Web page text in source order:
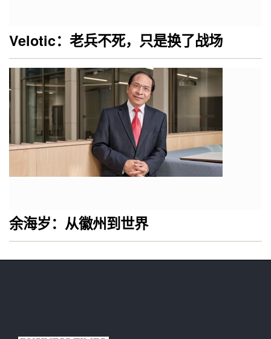
Velotic：老兵不死，只是换了战场
余海岁：从徽州到世界